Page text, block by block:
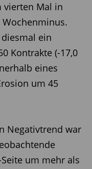
vierten Mal in
ein
Kontrakte (-17,0
eines
um 45
Negativtrend war
um mehr als